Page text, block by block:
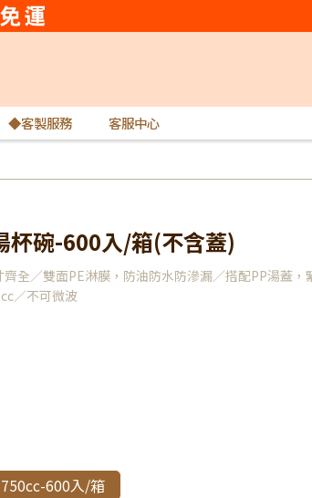
◆客製服務 客服中心
杯碗-600入/箱(不含蓋)
全／雙面PE淋膜，防油防水防滲漏／搭配PP湯蓋，
／不可微波
600入/箱